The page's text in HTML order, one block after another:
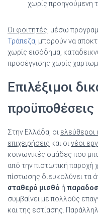
χωρίς προηγούμενη
Οι φοιτητές, μέσω
Τράπεζα, μπορούν να
χωρίς εισόδημα,
προσέγγισης χωρίς
Επιλέξιμοι
προϋποθέσεις
Στην Ελλάδα, οι ελεύθεροι
επιχειρήσεις και οινέοι
κοινωνικές ομάδες που
από την πιστωτική
πίστωσης διευκολύνει τα
σταθερό μισθό ή
συμβαίνει με πολλούς
και της εστίασης.